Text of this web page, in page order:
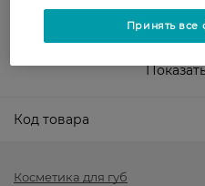
Послеоплата
Код товара
Косметика для губ
Принять все